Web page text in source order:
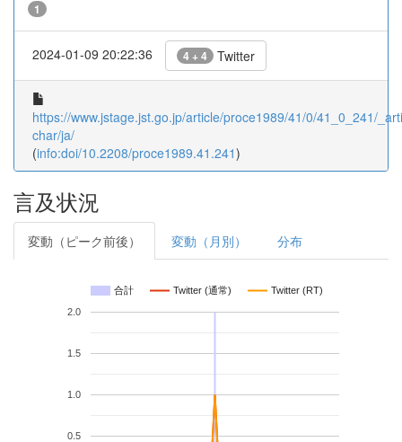
1
2024-01-09 20:22:36 4 + 4 Twitter
https://www.jstage.jst.go.jp/article/proce1989/41/0/41_0_241/
char/ja/
(info:doi/10.2208/proce1989.41.241)
言及状況
変動（ピーク前後） 変動（月別） 分布
合計 Twitter (通常) Twitter (RT)
0.5
1.0
1.5
2.0